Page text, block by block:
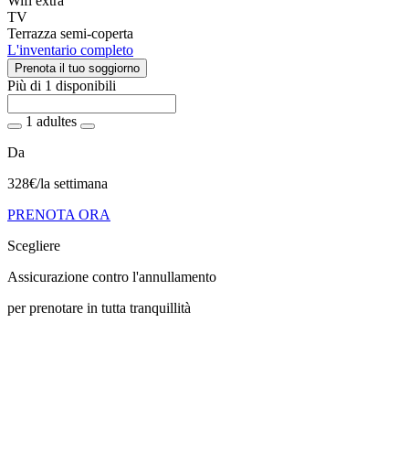
TV
Terrazza semi-coperta
L'inventario completo
Prenota il tuo soggiorno
Più di 1 disponibili
1 adultes
Da
328€/la settimana
PRENOTA ORA
Scegliere
Assicurazione contro l'annullamento
per prenotare in tutta tranquillità